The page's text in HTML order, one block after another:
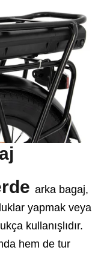
arka bagaj,
yapmak veya
kullanışlıdır.
hem de tur